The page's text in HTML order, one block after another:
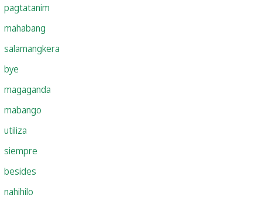
pagtatanim
mahabang
salamangkera
bye
magaganda
mabango
utiliza
siempre
besides
nahihilo